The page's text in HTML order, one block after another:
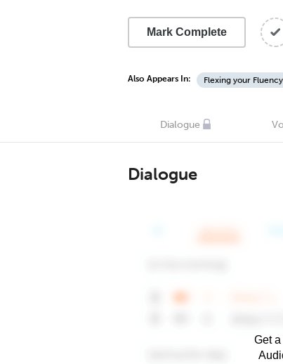
Mark Complete
Also Appears In: Flexing your Fluency
Dialogue
Dialogue
Get